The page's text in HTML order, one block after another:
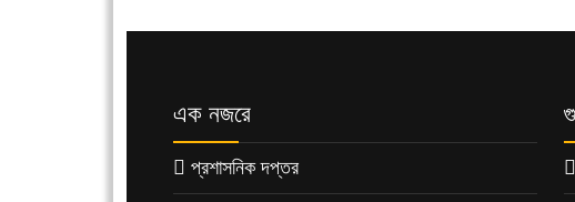
এক নজরে
প্রশাসনিক দপ্তর